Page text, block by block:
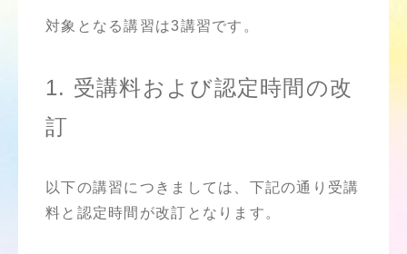
対象となる講習は3講習です。
1. 受講料および認定時間の改
訂
以下の講習につきましては、下記の通り受講
料と認定時間が改訂となります。